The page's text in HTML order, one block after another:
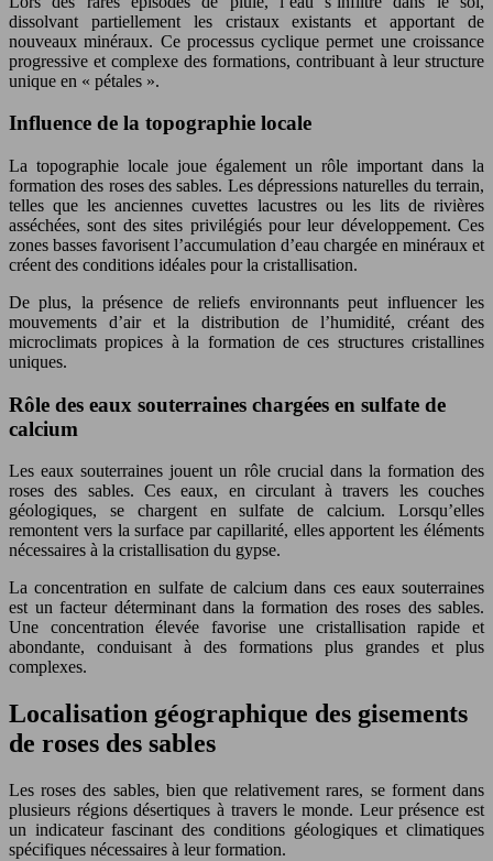
dissolvant partiellement les cristaux existants et apportant de
nouveaux minéraux. Ce processus cyclique permet une croissance
progressive et complexe des formations, contribuant à leur structure
unique en « pétales ».
Influence de la topographie locale
La topographie locale joue également un rôle important dans la
formation des roses des sables. Les dépressions naturelles du terrain,
telles que les anciennes cuvettes lacustres ou les lits de rivières
asséchées, sont des sites privilégiés pour leur développement. Ces
zones basses favorisent l’accumulation d’eau chargée en minéraux et
créent des conditions idéales pour la cristallisation.
De plus, la présence de reliefs environnants peut influencer les
mouvements d’air et la distribution de l’humidité, créant des
microclimats propices à la formation de ces structures cristallines
uniques.
Rôle des eaux souterraines chargées en sulfate de
calcium
Les eaux souterraines jouent un rôle crucial dans la formation des
roses des sables. Ces eaux, en circulant à travers les couches
géologiques, se chargent en sulfate de calcium. Lorsqu’elles
remontent vers la surface par capillarité, elles apportent les éléments
nécessaires à la cristallisation du gypse.
La concentration en sulfate de calcium dans ces eaux souterraines
est un facteur déterminant dans la formation des roses des sables.
Une concentration élevée favorise une cristallisation rapide et
abondante, conduisant à des formations plus grandes et plus
complexes.
Localisation géographique des gisements
de roses des sables
Les roses des sables, bien que relativement rares, se forment dans
plusieurs régions désertiques à travers le monde. Leur présence est
un indicateur fascinant des conditions géologiques et climatiques
spécifiques nécessaires à leur formation.